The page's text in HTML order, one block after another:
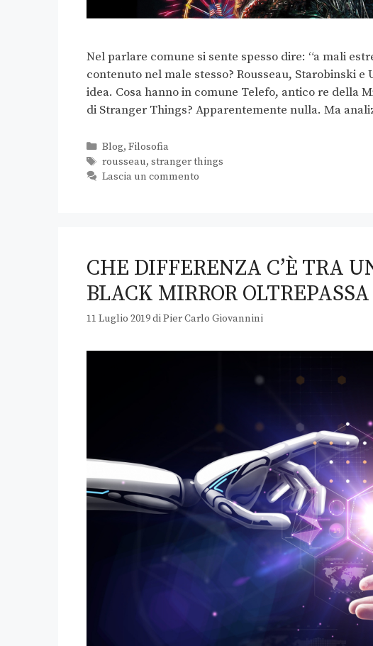
Nel parlare comune si sente spesso dire: “a mali
contenuto nel male stesso? Rousseau, Starobinski
idea. Cosa hanno in comune Telefo, antico re della
di Stranger Things? Apparentemente nulla. Ma
Blog, Filosofia
rousseau, stranger things
Lascia un commento
CHE DIFFERENZA C’È TRA
BLACK MIRROR
11 Luglio 2019diPier Carlo Giovannini